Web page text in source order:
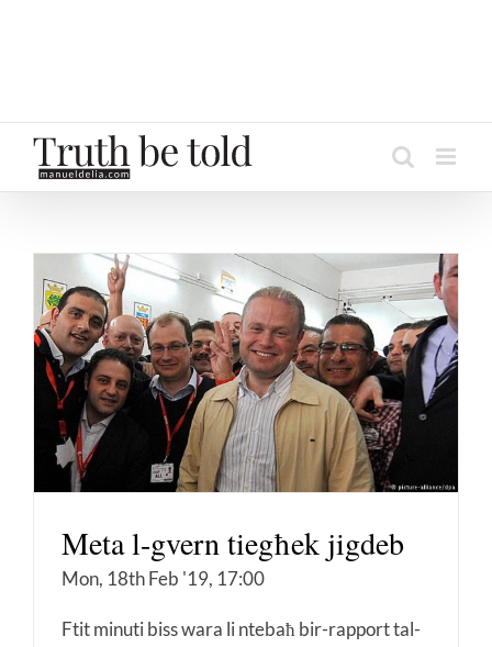
Meta l-gvern tiegħek jigdeb
Mon, 18th Feb '19, 17:00
Ftit minuti biss wara li ntebaħ bir-rapport tal-